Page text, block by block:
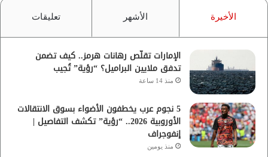
الأخيرة الأشهر تعليقات
الإمارات تقلّص رهانات هرمز.. كيف تضمن
تدفق ملايين البراميل؟ “رؤية” تُجيب
منذ 14 ساعة
5 نجوم عرب يخطفون الأضواء بسوق الانتقالات
الأوروبية 2026.. “رؤية” تكشف التفاصيل |
إنفوجراف
منذ يومين